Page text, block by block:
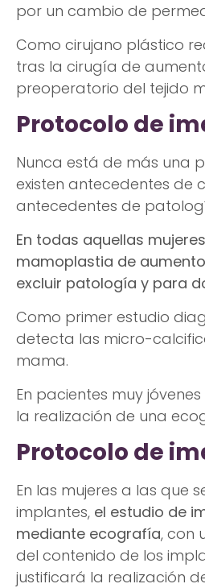
por un cambio de
Como cirujano plástico
tras la cirugía de
preoperatorio del tejido
Protocolo de
Nunca está de más una
existen antecedentes de
antecedentes de
En todas aquellas
mamoplastia de
excluir patología y para
Como primer estudio
detecta las micro-
mama.
En pacientes muy
la realización de una
Protocolo de
En las mujeres a las que
implantes, el estudio de
mediante ecografía, con
del contenido de los
justificará la realización